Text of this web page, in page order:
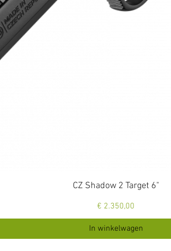
Snel overzicht
CZ Shadow 2 Target 6"
Prijs
€ 2.350,00
In winkelwagen